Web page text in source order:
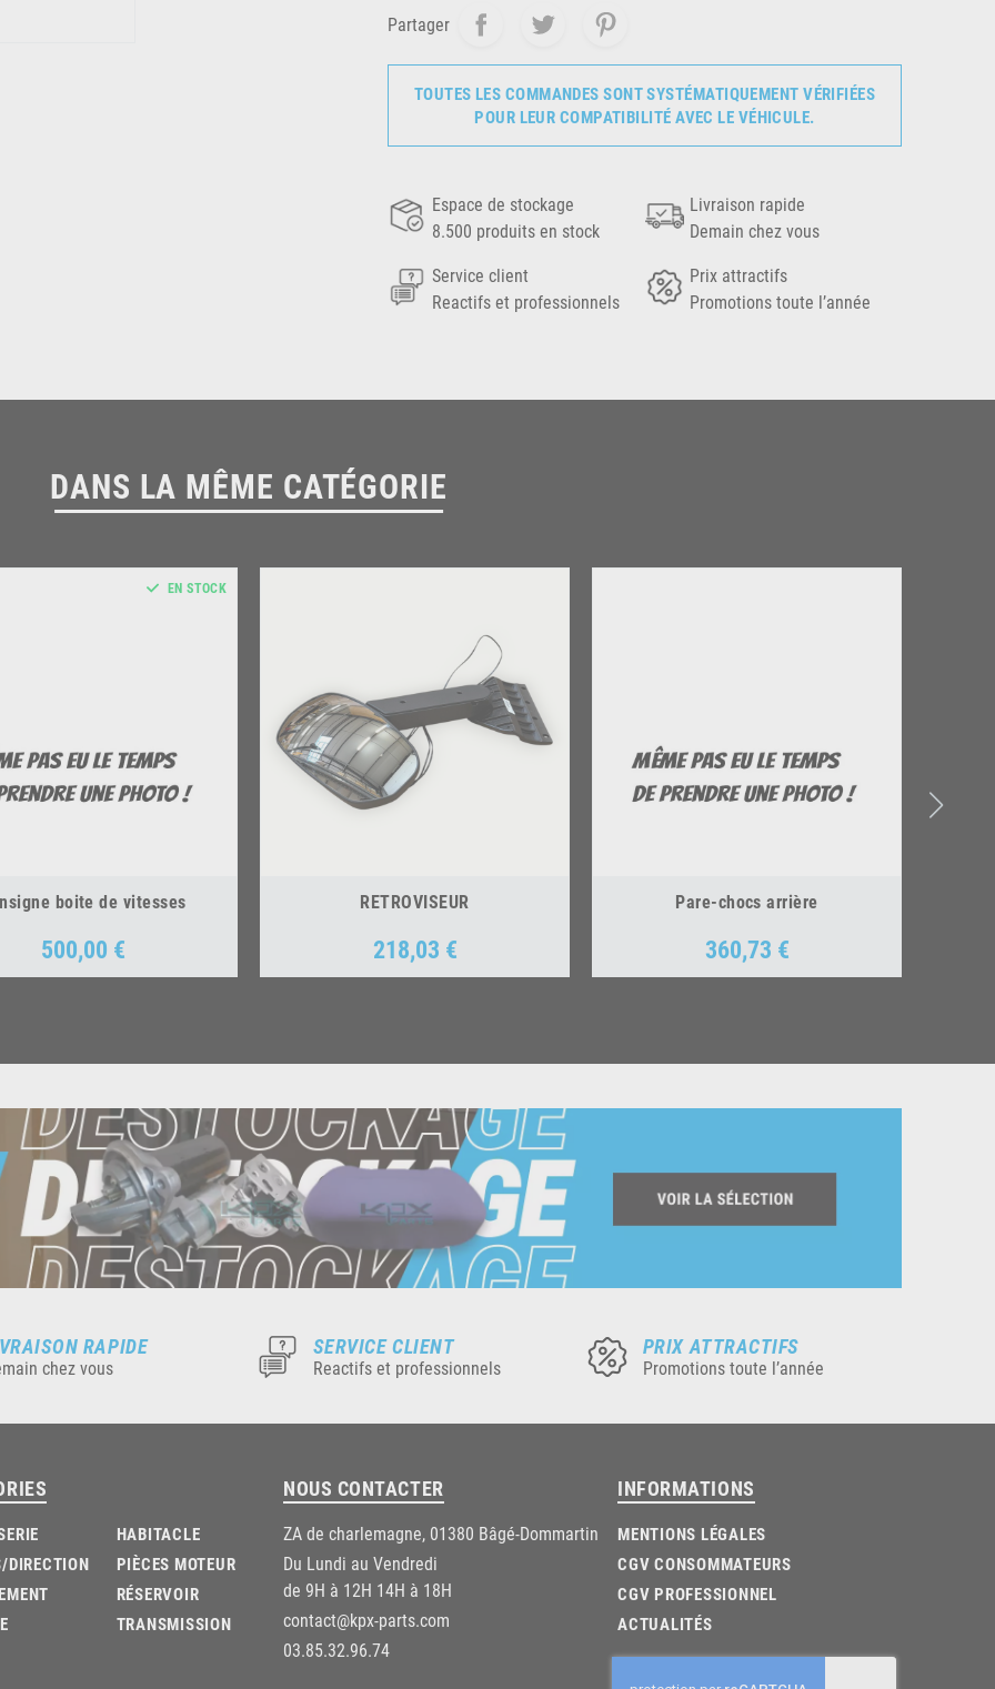
Partager
TOUTES LES COMMANDES SONT SYSTÉMATIQUEMENT VÉRIFIÉES
POUR LEUR COMPATIBILITÉ AVEC LE VÉHICULE.
Espace de stockage
8.500 produits en stock
Livraison rapide
Demain chez vous
Service client
Reactifs et professionnels
Prix attractifs
Promotions toute l’année
DANS LA MÊME CATÉGORIE
boite de vitesses
Prix
500,00 €
EN STOCK
RETROVISEUR
Prix
218,03 €
Pare-chocs arrière
Prix
360,73 €
RAPIDE
chez vous
SERVICE CLIENT
Reactifs et professionnels
PRIX ATTRACTIFS
Promotions toute l’année
DIRECTION
HABITACLE
PIÈCES MOTEUR
RÉSERVOIR
TRANSMISSION
NOUS CONTACTER
ZA de charlemagne, 01380 Bâgé-Dommartin
Du Lundi au Vendredi
de 9H à 12H 14H à 18H
contact@kpx-parts.com
03.85.32.96.74
INFORMATIONS
MENTIONS LÉGALES
CGV CONSOMMATEURS
CGV PROFESSIONNEL
ACTUALITÉS